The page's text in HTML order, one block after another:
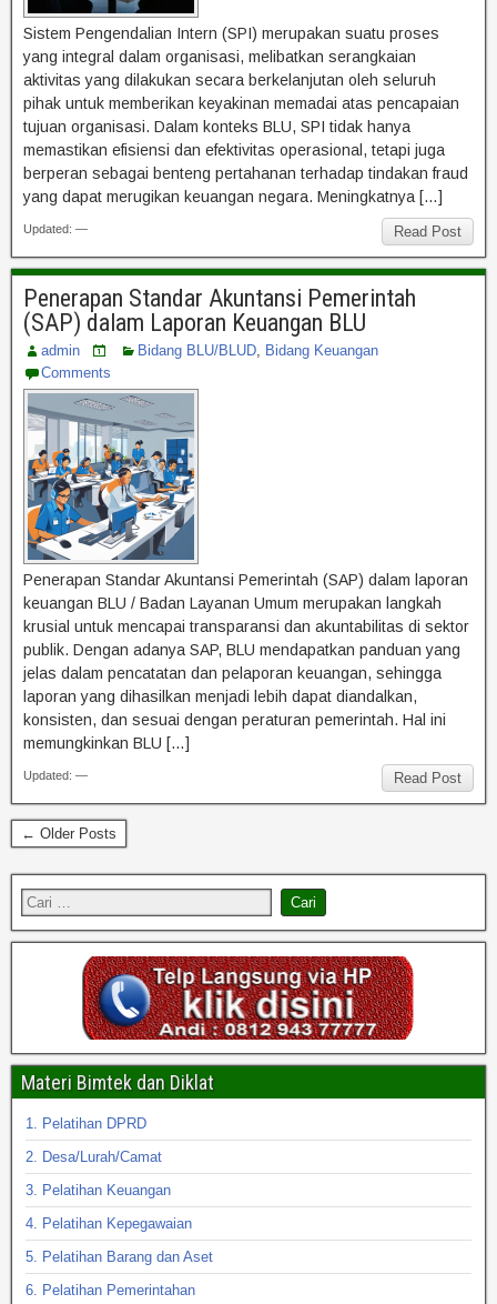
Sistem Pengendalian Intern (SPI) merupakan suatu proses
yang integral dalam organisasi, melibatkan serangkaian
aktivitas yang dilakukan secara berkelanjutan oleh seluruh
pihak untuk memberikan keyakinan memadai atas pencapaian
tujuan organisasi. Dalam konteks BLU, SPI tidak hanya
memastikan efisiensi dan efektivitas operasional, tetapi juga
berperan sebagai benteng pertahanan terhadap tindakan fraud
yang dapat merugikan keuangan negara. Meningkatnya […]
Read Post
Updated: —
Penerapan Standar Akuntansi Pemerintah
(SAP) dalam Laporan Keuangan BLU
admin Bidang BLU/BLUD Bidang Keuangan
Comments
Penerapan Standar Akuntansi Pemerintah (SAP) dalam laporan
keuangan BLU / Badan Layanan Umum merupakan langkah
krusial untuk mencapai transparansi dan akuntabilitas di sektor
publik. Dengan adanya SAP, BLU mendapatkan panduan yang
jelas dalam pencatatan dan pelaporan keuangan, sehingga
laporan yang dihasilkan menjadi lebih dapat diandalkan,
konsisten, dan sesuai dengan peraturan pemerintah. Hal ini
memungkinkan BLU […]
Read Post
Updated: —
← Older Posts
Materi Bimtek dan Diklat
1. Pelatihan DPRD
2. Desa/Lurah/Camat
3. Pelatihan Keuangan
4. Pelatihan Kepegawaian
5. Pelatihan Barang dan Aset
6. Pelatihan Pemerintahan